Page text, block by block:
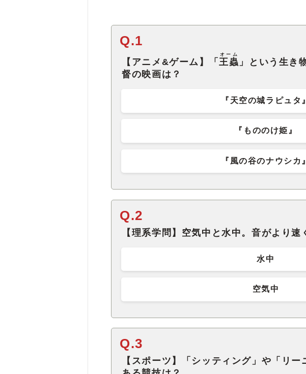
Q.1
【アニメ&ゲーム】「 王蟲
オーム
」という生き
督の映画は？
『天空の城ラピュタ』
『もののけ姫』
『風の谷のナウシカ』
Q.2
【理系学問】空気中と水中。音がより速
水中
空気中
Q.3
【スポーツ】「シッティング」や「リ